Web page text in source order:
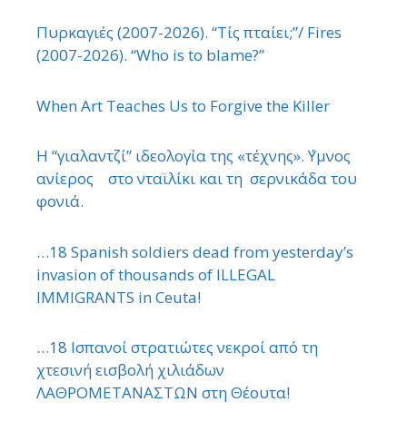
Πυρκαγιές (2007-2026). “Τίς πταίει;”/ Fires
(2007-2026). “Who is to blame?”
When Art Teaches Us to Forgive the Killer
Η “γιαλαντζί” ιδεολογία της «τέχνης». ΄Υμνος
ανίερος στο νταϊλίκι και τη σερνικάδα του
φονιά.
…18 Spanish soldiers dead from yesterday’s
invasion of thousands of ILLEGAL
IMMIGRANTS in Ceuta!
…18 Ισπανοί στρατιώτες νεκροί από τη
χτεσινή εισβολή χιλιάδων
ΛΑΘΡΟΜΕΤΑΝΑΣΤΩΝ στη Θέουτα!